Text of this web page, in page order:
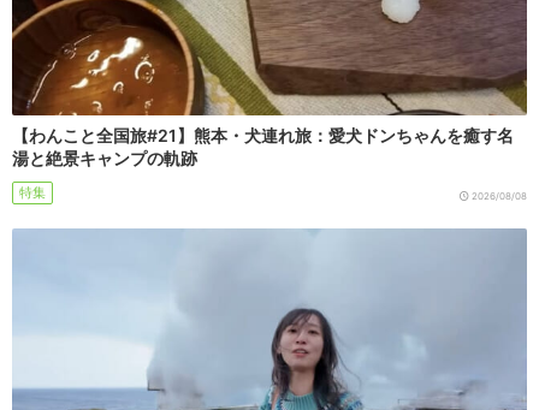
【わんこと全国旅#21】熊本・犬連れ旅：愛犬ドンちゃんを癒す名
湯と絶景キャンプの軌跡
特集 2026/08/08